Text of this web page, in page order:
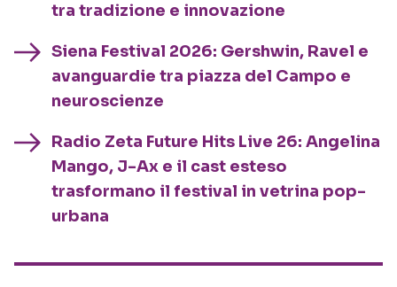
tra tradizione e innovazione
Siena Festival 2026: Gershwin, Ravel e
avanguardie tra piazza del Campo e
neuroscienze
Radio Zeta Future Hits Live 26: Angelina
Mango, J-Ax e il cast esteso
trasformano il festival in vetrina pop-
urbana